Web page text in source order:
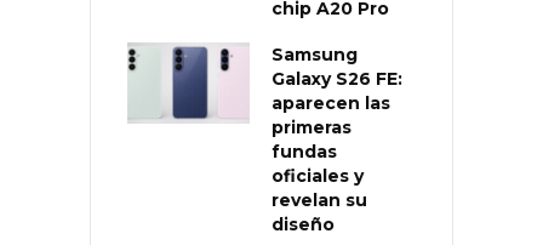
chip A20 Pro
Samsung
Galaxy S26 FE:
aparecen las
primeras
fundas
oficiales y
revelan su
diseño